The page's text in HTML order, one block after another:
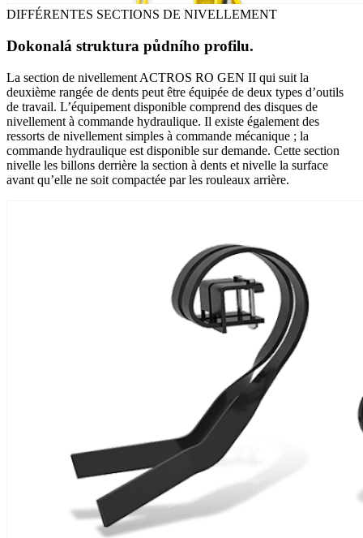
DIFFÉRENTES SECTIONS DE NIVELLEMENT
Dokonalá struktura půdního profilu.
La section de nivellement ACTROS RO GEN II qui suit la
deuxième rangée de dents peut être équipée de deux types d’outils
de travail. L’équipement disponible comprend des disques de
nivellement à commande hydraulique. Il existe également des
ressorts de nivellement simples à commande mécanique ; la
commande hydraulique est disponible sur demande. Cette section
nivelle les billons derrière la section à dents et nivelle la surface
avant qu’elle ne soit compactée par les rouleaux arrière.